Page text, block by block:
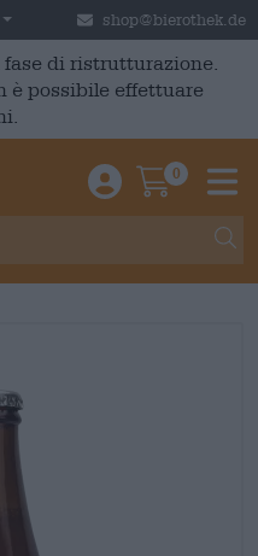
Italia shop@bierothek.de
di ristrutturazione.
è possibile effettuare
Einloggen /
0